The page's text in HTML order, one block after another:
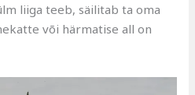
liiga teeb, säilitab ta oma
või härmatise all on